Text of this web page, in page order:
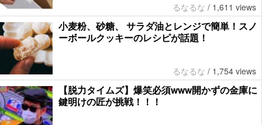
るなるな / 1,611 views
小麦粉、砂糖、 サラダ油とレンジで簡単！スノ
ーボールクッキーのレシピが話題！
るなるな / 1,754 views
【脱力タイムズ】爆笑必須www開かずの金庫に
鍵明けの匠が挑戦！！！